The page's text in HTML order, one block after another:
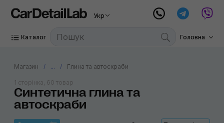
Укр
Каталог Головна
Магазин ... Глина та автоскраби
Синтетична глина та
автоскраби
1 сторінка, 60 товар